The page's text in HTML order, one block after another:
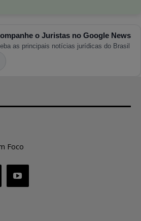
o Juristas no Google News
as principais notícias jurídicas do Brasil
Foco